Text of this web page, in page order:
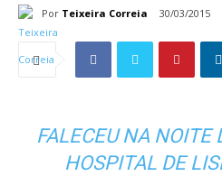
Por Teixeira Correia 30/03/2015
FALECEU NA NOITE
HOSPITAL DE